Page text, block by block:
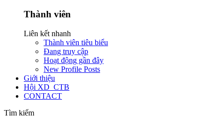
Thành viên
Liên kết nhanh
Thành viên tiêu biểu
Đang truy cập
Hoạt động gần đây
New Profile Posts
Giới thiệu
Hội XD_CTB
CONTACT
Tìm kiếm